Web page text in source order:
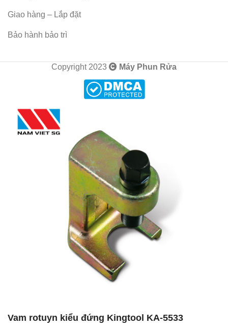
Giao hàng – Lắp đặt
Bảo hành bảo trì
Copyright 2023 Máy Phun Rửa
Vam rotuyn kiểu đứng Kingtool KA-5533